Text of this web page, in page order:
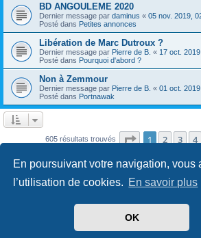
En poursuivant votre navigation, vous
l’utilisation de cookies. En savoir plus
OK
BD ANGOULEME 2020
Dernier message par daminus « 05 nov. 2019,
Posté dans Petites annonces
Libération de Marc Dutroux ?
Dernier message par Pierre de B. « 17 oct.
Posté dans Pourquoi d'abord ?
Non à Zemmour
Dernier message par Pierre de B. « 01 oct.
Posté dans Portnawak
605 résultats trouvés Page 1sur13
1 2 3 4
phpBB ® Forum Software ©
phpBB-fr.com